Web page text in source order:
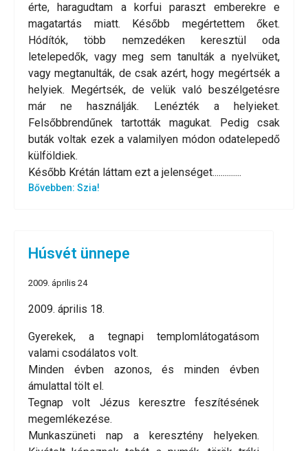
érte, haragudtam a korfui paraszt emberekre e
magatartás miatt. Később megértettem őket.
Hódítók, több nemzedéken keresztül oda
letelepedők, vagy meg sem tanulták a nyelvüket,
vagy megtanulták, de csak azért, hogy megértsék a
helyiek. Megértsék, de velük való beszélgetésre
már ne használják. Lenézték a helyieket.
Felsőbbrendűnek tartották magukat. Pedig csak
buták voltak ezek a valamilyen módon odatelepedő
külföldiek.
Később Krétán láttam ezt a jelenséget..............
Bővebben: Szia!
Húsvét ünnepe
2009. április 24
2009. április 18.
Gyerekek, a tegnapi templomlátogatásom
valami csodálatos volt.
Minden évben azonos, és minden évben
ámulattal tölt el.
Tegnap volt Jézus keresztre feszítésének
megemlékezése.
Munkaszüneti nap a keresztény helyeken.